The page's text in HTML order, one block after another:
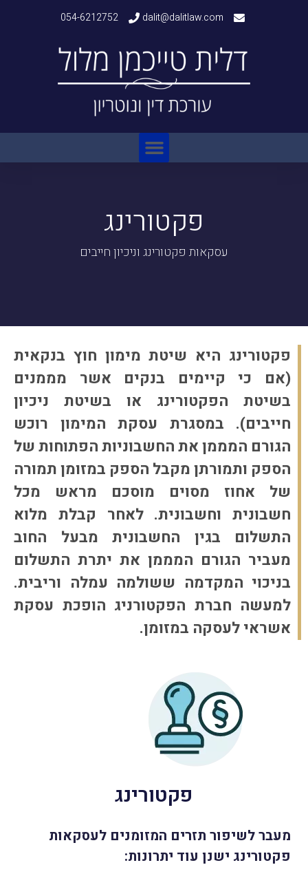
dalit@dalitlaw.com
054-6212752
פקטורינג
עסקאות פקטורינג וניכיון חייבים
פקטורינג היא שיטת מימון חוץ בנקאית
(אם כי קיימים בנקים אשר מממנים
בשיטת הפקטורינג או בשיטת ניכיון
חייבים). במסגרת עסקת המימון רוכש
הגורם המממן את החשבוניות הפתוחות של
הספק ותמורתן מקבל הספק במזומן תמורה
של אחוז מסוים מוסכם מראש מכל
חשבונית וחשבונית. לאחר קבלת מלוא
התשלום בגין החשבונית מבעל החוב
מעביר הגורם המממן את יתרת התשלום
בניכוי המקדמה ששולמה עמלה וריבית.
למעשה חברת הפקטורניג הופכת עסקת
אשראי לעסקה במזומן.
פקטורינג
מעבר לשיפור תזרים המזומנים לעסקאות
פקטורינג ישנן עוד יתרונות: